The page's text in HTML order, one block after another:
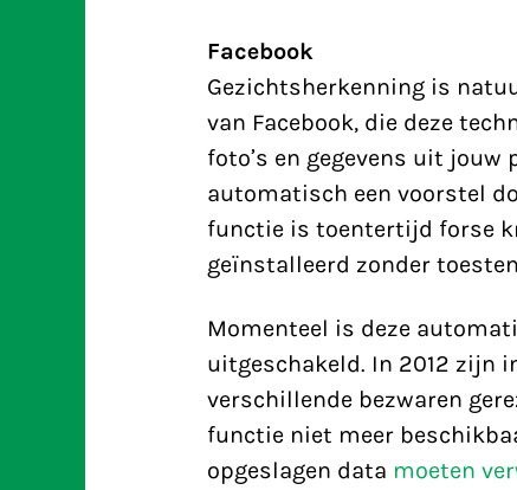
Facebook
Gezichtsherkenning is
van Facebook, die deze
foto’s en gegevens uit jouw
automatisch een voorstel
functie is toentertijd forse
geïnstalleerd zonder
Momenteel is deze
uitgeschakeld. In 2012 zijn
verschillende bezwaren
functie niet meer
opgeslagen data moeten